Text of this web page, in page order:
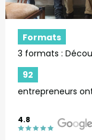
Formats
3 formats :
92
entrepreneurs
4.8